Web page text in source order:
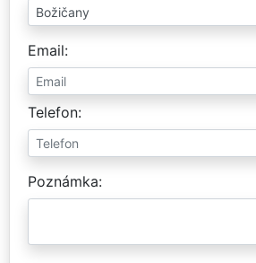
Email
Telefon
Poznámka